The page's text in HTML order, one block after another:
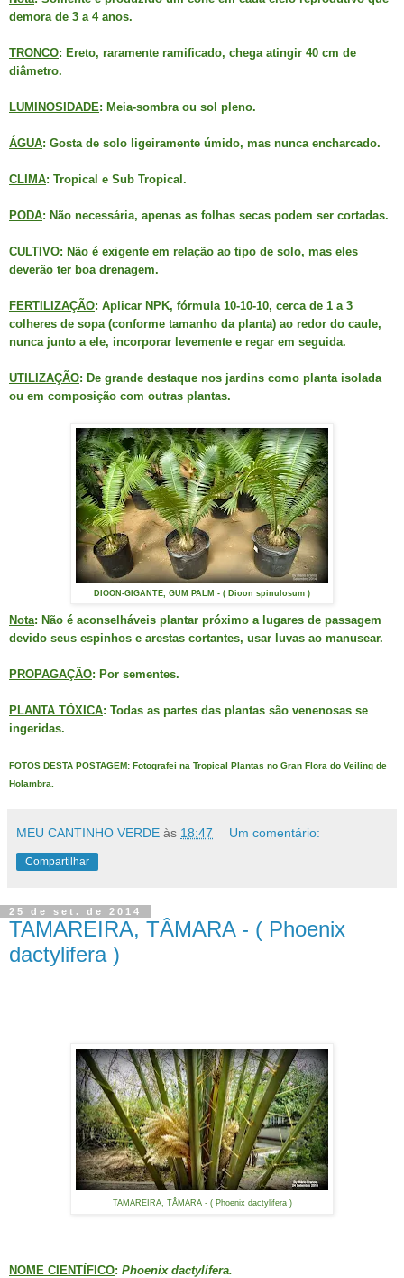
demora de 3 a 4 anos.
TRONCO: Ereto, raramente ramificado, chega atingir 40 cm de
diâmetro.
LUMINOSIDADE: Meia-sombra ou sol pleno.
ÁGUA: Gosta de solo ligeiramente úmido, mas nunca encharcado.
CLIMA: Tropical e Sub Tropical.
PODA: Não necessária, apenas as folhas secas podem ser cortadas.
CULTIVO: Não é exigente em relação ao tipo de solo, mas eles
deverão ter boa drenagem.
FERTILIZAÇÃO: Aplicar NPK, fórmula 10-10-10, cerca de 1 a 3
colheres de sopa (conforme tamanho da planta) ao redor do caule,
nunca junto a ele, incorporar levemente e regar em seguida.
UTILIZAÇÃO: De grande destaque nos jardins como planta isolada
ou em composição com outras plantas.
DIOON-GIGANTE, GUM PALM - ( Dioon spinulosum )
Nota: Não é aconselháveis plantar próximo a lugares de passagem
devido seus espinhos e arestas cortantes, usar luvas ao manusear.
PROPAGAÇÃO: Por sementes.
PLANTA TÓXICA: Todas as partes das plantas são venenosas se
ingeridas.
FOTOS DESTA POSTAGEM: Fotografei na Tropical Plantas no Gran Flora do Veiling de
Holambra.
MEU CANTINHO VERDE às 18:47 Um comentário:
Compartilhar
25 de set. de 2014
TAMAREIRA, TÂMARA - ( Phoenix
dactylifera )
TAMAREIRA, TÂMARA - ( Phoenix dactylifera )
NOME CIENTÍFICO: Phoenix dactylifera.